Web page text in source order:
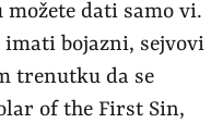
dati samo vi.
imati bojazni, sejvovi
trenutku da se
of the First Sin,